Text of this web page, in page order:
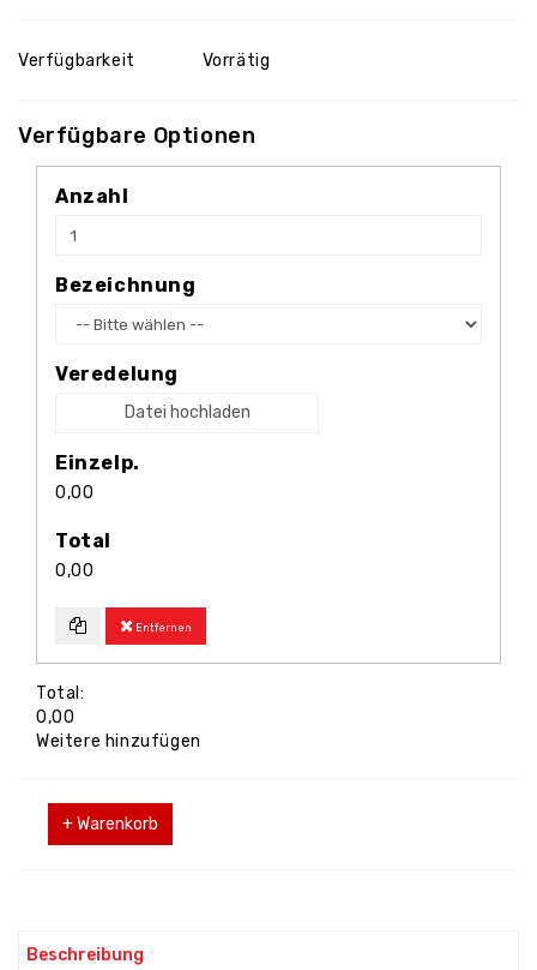
Verfügbarkeit Vorrätig
Verfügbare Optionen
Anzahl
Bezeichnung
Veredelung
Datei hochladen
Einzelp.
0,00
Total
0,00
Entfernen
Total:
0,00
Weitere hinzufügen
+ Warenkorb
Beschreibung